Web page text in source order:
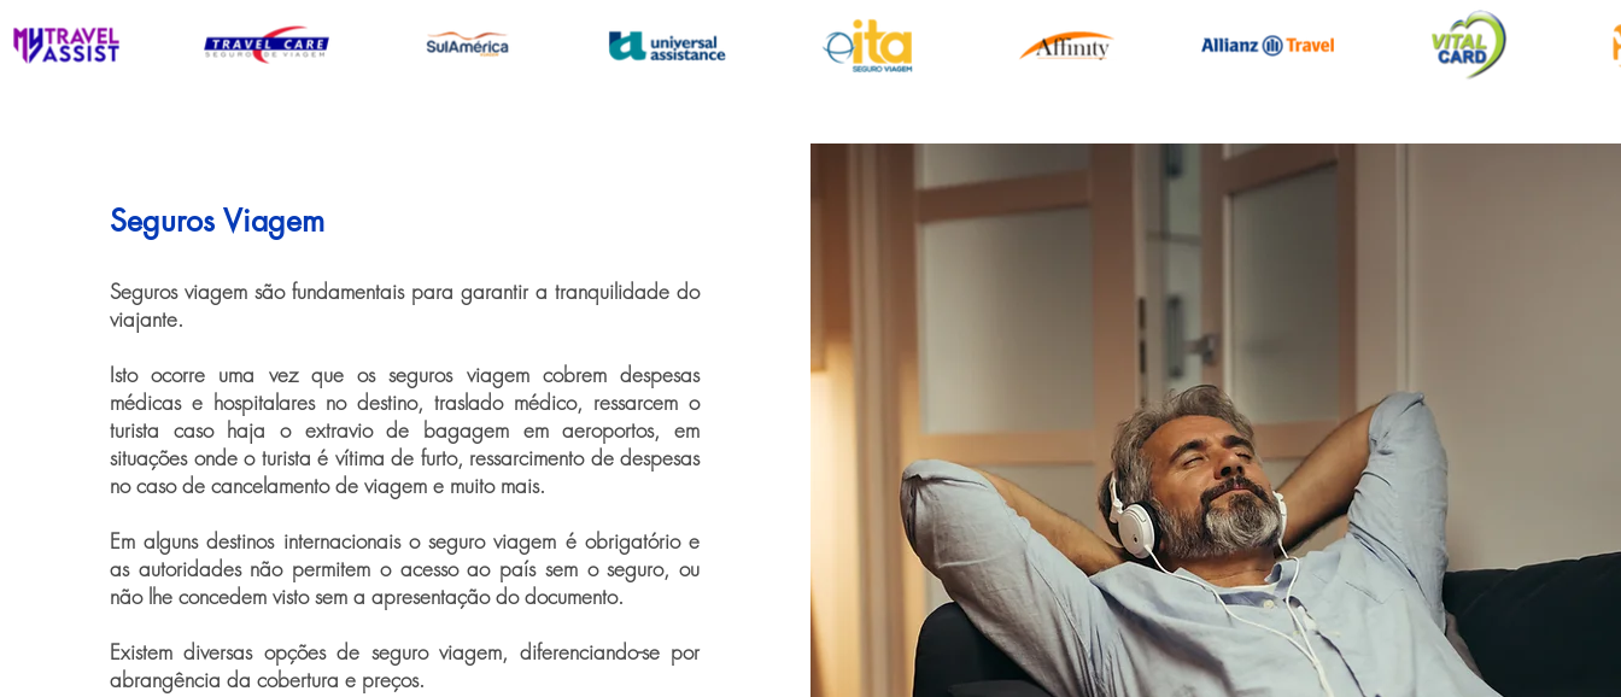
Seguros Viagem
Seguros viagem são fundamentais para garantir a tranquilidade do
viajante.
Isto ocorre uma vez que os seguros viagem cobrem despesas
médicas e hospitalares no destino, traslado médico, ressarcem o
turista caso haja o extravio de bagagem em aeroportos, em
situações onde o turista é vítima de furto, ressarcimento de despesas
no caso de cancelamento de viagem e muito mais.
Em alguns destinos internacionais o seguro viagem é obrigatório e
as autoridades não permitem o acesso ao país sem o seguro, ou
não lhe concedem visto sem a apresentação do documento.
Existem diversas opções de seguro viagem, diferenciando-se por
abrangência da cobertura e preços.